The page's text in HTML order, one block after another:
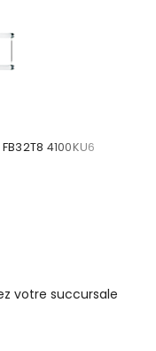
4100KU6
votre succursale